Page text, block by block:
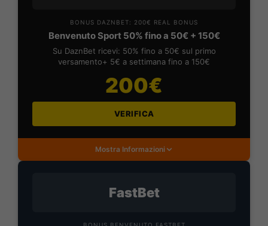
BONUS DAZNBET: 200€ REAL BONUS
Benvenuto Sport 50% fino a 50€ + 150€
Su DaznBet ricevi: 50% fino a 50€ sul primo
versamento+ 5€ a settimana fino a 150€
200€
VERIFICA
Mostra Informazioni
FastBet